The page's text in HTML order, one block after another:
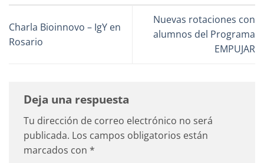
Charla Bioinnovo – IgY en
Rosario
Nuevas rotaciones con
alumnos del Programa
EMPUJAR
Deja una respuesta
Tu dirección de correo electrónico no será
publicada. Los campos obligatorios están
marcados con *